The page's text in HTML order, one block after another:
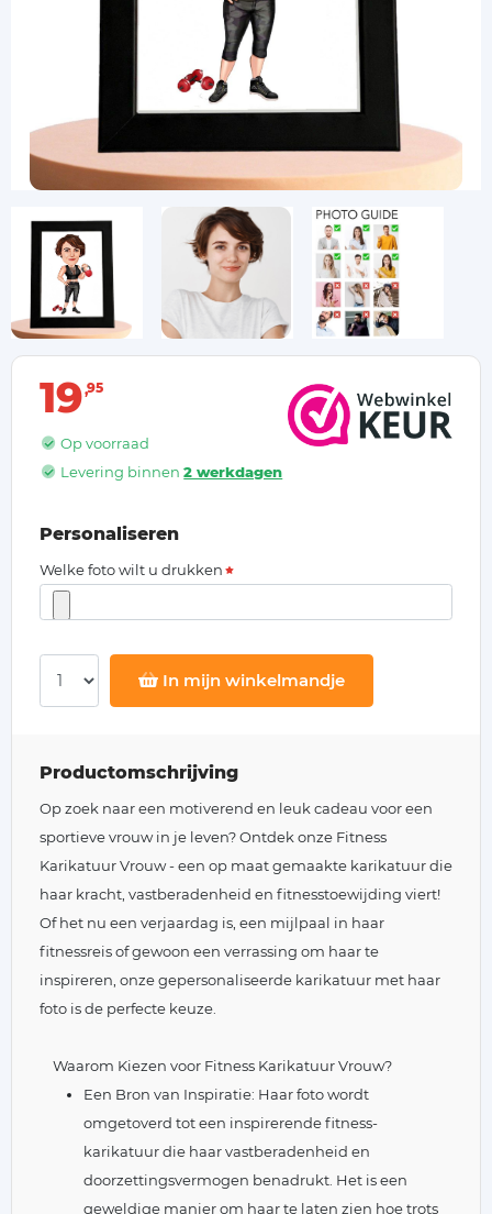
19 95
Op voorraad
Levering binnen2 werkdagen
Personaliseren
Welke foto wilt u drukken
In mijn winkelmandje
Productomschrijving
Op zoek naar een motiverend en leuk cadeau voor een
sportieve vrouw in je leven? Ontdek onze Fitness
Karikatuur Vrouw - een op maat gemaakte karikatuur die
haar kracht, vastberadenheid en fitnesstoewijding viert!
Of het nu een verjaardag is, een mijlpaal in haar
fitnessreis of gewoon een verrassing om haar te
inspireren, onze gepersonaliseerde karikatuur met haar
foto is de perfecte keuze.
Waarom Kiezen voor Fitness Karikatuur Vrouw?
Een Bron van Inspiratie: Haar foto wordt
omgetoverd tot een inspirerende fitness-
karikatuur die haar vastberadenheid en
doorzettingsvermogen benadrukt. Het is een
geweldige manier om haar te laten zien hoe trots